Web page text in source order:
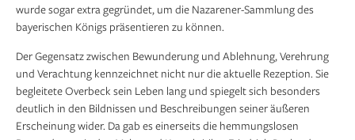
wurde sogar extra gegründet, um die Nazarener-Sammlung des
bayerischen Königs präsentieren zu können.
Der Gegensatz zwischen Bewunderung und Ablehnung, Verehrung
und Verachtung kennzeichnet nicht nur die aktuelle Rezeption. Sie
begleitete Overbeck sein Leben lang und spiegelt sich besonders
deutlich in den Bildnissen und Beschreibungen seiner äußeren
Erscheinung wider. Da gab es einerseits die hemmungslosen